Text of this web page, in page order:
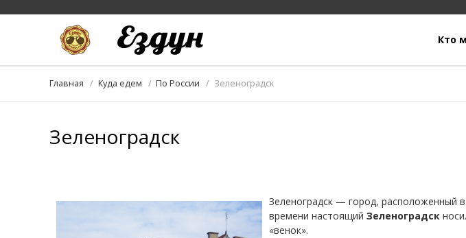
Кто
Главная Куда едем По России Зеленоградск
Зеленоградск
Зеленоградск — город, расположенный
времени настоящий Зеленоградск
«венок».